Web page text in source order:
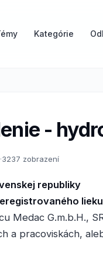
Kategórie
-
·3237 zobrazení
republiky
Medac G.m.b.H.,
a pracoviskách,